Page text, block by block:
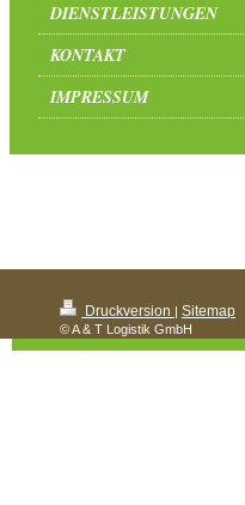
DIENSTLEISTUNGEN
KONTAKT
IMPRESSUM
Druckversion Sitemap
© A & T Logistik GmbH